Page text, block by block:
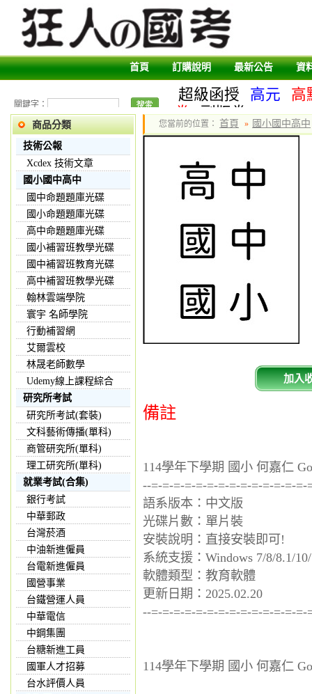
首頁 訂購說明 最新公告 資
關鍵字：
超級函授 高元
高
卷
副版卷
商品分類
技術公報
Xcdex 技術文章
國小國中高中
國中命題題庫光碟
國小命題題庫光碟
高中命題題庫光碟
國小補習班教學光碟
國中補習班教育光碟
高中補習班教學光碟
翰林雲端學院
寰宇 名師學院
行動補習網
艾爾雲校
林晟老師數學
Udemy線上課程綜合
研究所考試
研究所考試(套裝)
文科藝術傳播(單科)
商管研究所(單科)
理工研究所(單科)
就業考試(合集)
銀行考試
中華郵政
台灣菸酒
中油新進僱員
台電新進僱員
國營事業
台鐵營運人員
中華電信
中鋼集團
台糖新進工員
國軍人才招募
台水評價人員
您當前的位置： 首頁 » 國小國中高中
加入
備註
114學年下學期 國小 何嘉仁
--=-=-=-=-=-=-=-=-=-=-=-=-=-
語系版本：中文版
光碟片數：單片裝
安裝說明：直接安裝即可!
系統支援：Windows 7/8/8.1/
軟體類型：教育軟體
更新日期：2025.02.20
--=-=-=-=-=-=-=-=-=-=-=-=-=-
114學年下學期 國小 何嘉仁